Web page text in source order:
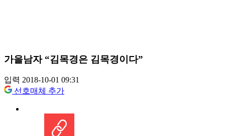
가을남자 “김목경은 김목경이다”
입력 2018-10-01 09:31
선호매체 추가